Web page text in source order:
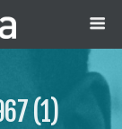
(1)